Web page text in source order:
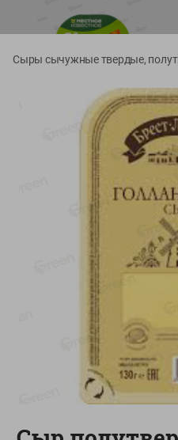
6.89 руб./
Яйца перепелиные
копченые Молодецкие
Показано 1-14 из 78
Каталог товаров
Сыры сычужные твердые,